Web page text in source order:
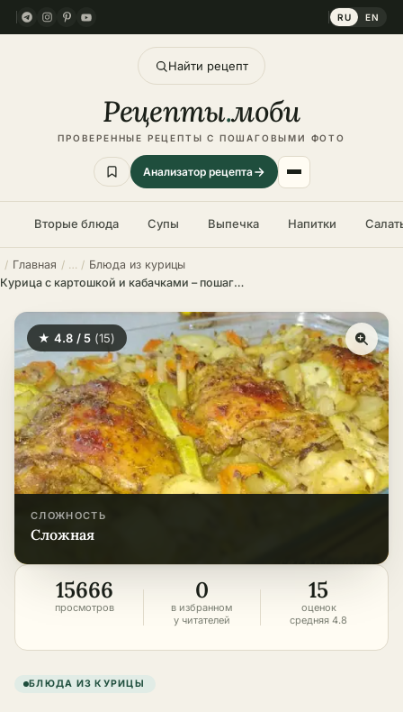
RU EN
Найти рецепт
Рецепты.моби
ПРОВЕРЕННЫЕ РЕЦЕПТЫ С ПОШАГОВЫМИ ФОТО
Анализатор рецепта
Вторые блюда Супы Выпечка Напитки
Главная
Блюда из курицы
Курица с картошкой и кабачками – пошаговый рецепт в домашних условиях
★ 4.8 / 5 (15)
СЛОЖНОСТЬ
сложная
15666
просмотров
0
в избранном
у читателей
15
оценок
средняя 4.8
БЛЮДА ИЗ КУРИЦЫ